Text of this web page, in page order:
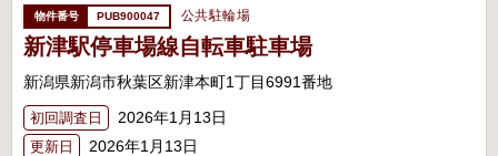
PUB900047 公共駐輪場
新津駅停車場線自転車駐車場
新潟県新潟市秋葉区新津本町1丁目6991番地
初回調査日 2026年1月13日
更新日 2026年1月13日